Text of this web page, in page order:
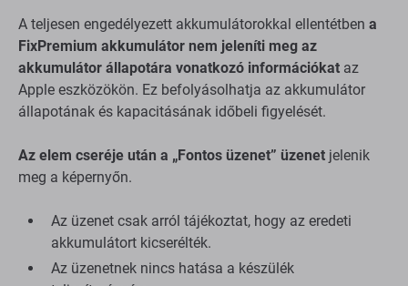
A teljesen engedélyezett akkumulátorokkal ellentétben a
FixPremium akkumulátor nem jeleníti meg az
akkumulátor állapotára vonatkozó információkat az
Apple eszközökön. Ez befolyásolhatja az akkumulátor
állapotának és kapacitásának időbeli figyelését.
Az elem cseréje után a „Fontos üzenet” üzenet jelenik
meg a képernyőn.
Az üzenet csak arról tájékoztat, hogy az eredeti
akkumulátort kicserélték.
Az üzenetnek nincs hatása a készülék